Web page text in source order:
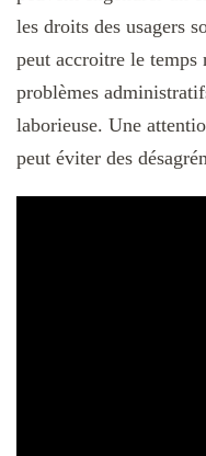
les droits des usagers
peut accroitre le temps
problèmes
laborieuse. Une
peut éviter des